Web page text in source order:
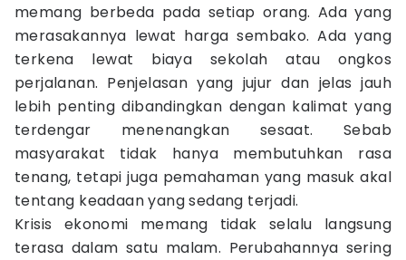
memang berbeda pada setiap orang. Ada yang
merasakannya lewat harga sembako. Ada yang
terkena lewat biaya sekolah atau ongkos
perjalanan. Penjelasan yang jujur dan jelas jauh
lebih penting dibandingkan dengan kalimat yang
terdengar menenangkan sesaat. Sebab
masyarakat tidak hanya membutuhkan rasa
tenang, tetapi juga pemahaman yang masuk akal
tentang keadaan yang sedang terjadi.
Krisis ekonomi memang tidak selalu langsung
terasa dalam satu malam. Perubahannya sering